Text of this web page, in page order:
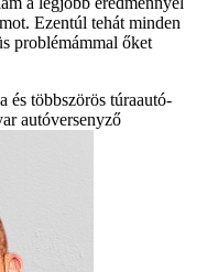
Ezentúl tehát minden
problémámmal őket
és többszörös túraautó-
autóversenyző